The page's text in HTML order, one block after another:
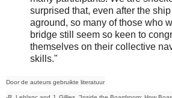
surprised that, even after the
aground, so many of those who
bridge still seem so keen to
themselves on their collective
skills."
Door de auteurs gebruikte literatuur